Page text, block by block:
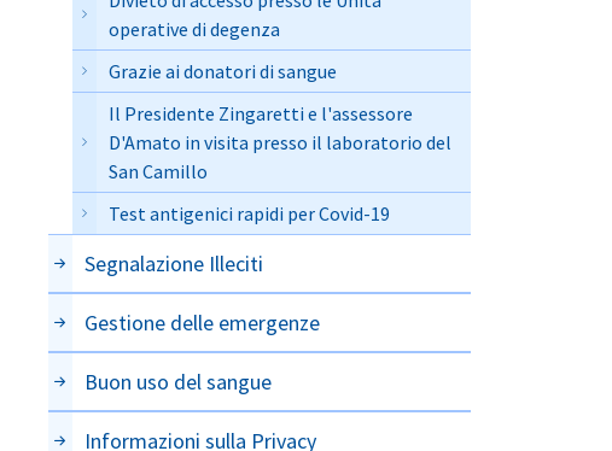
operative di degenza
Grazie ai donatori di sangue
Il Presidente Zingaretti e l'assessore
D'Amato in visita presso il laboratorio del
San Camillo
Test antigenici rapidi per Covid-19
Segnalazione Illeciti
Gestione delle emergenze
Buon uso del sangue
Informazioni sulla Privacy